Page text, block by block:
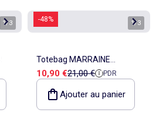
1/3 -48% 1/3
Totebag MARRAINE
PARFAITE
Prix de vente
10,90 €Prix de référence
21,00 € PDR
Ajouter au panier